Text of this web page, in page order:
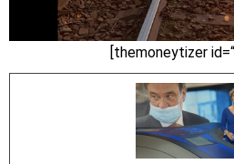
[themoneytizer